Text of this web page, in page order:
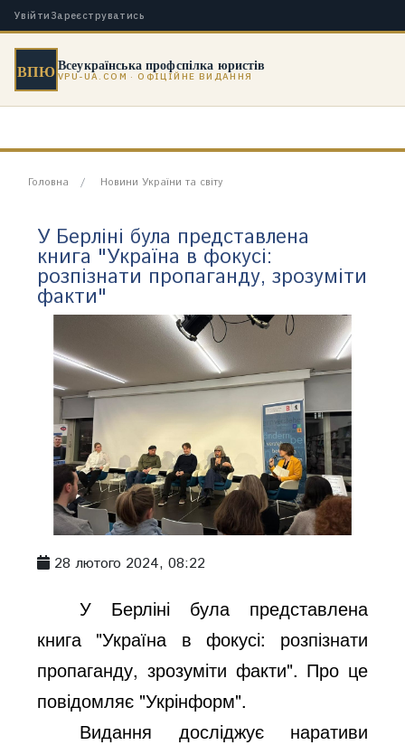
Увійти Зареєструватись
ВПЮВсеукраїнська профспілка юристів
VPU-UA.COM · ОФІЦІЙНЕ ВИДАННЯ
Головна Новини України та світу
У Берліні була представлена
книга "Україна в фокусі:
розпізнати пропаганду, зрозуміти
факти"
28 лютого 2024, 08:22
У Берліні була представлена
книга "Україна в фокусі: розпізнати
пропаганду, зрозуміти факти". Про це
повідомляє "Укрінформ".
Видання досліджує наративи